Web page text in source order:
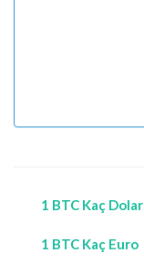
1 BTC Kaç Dolar
1 BTC Kaç Euro